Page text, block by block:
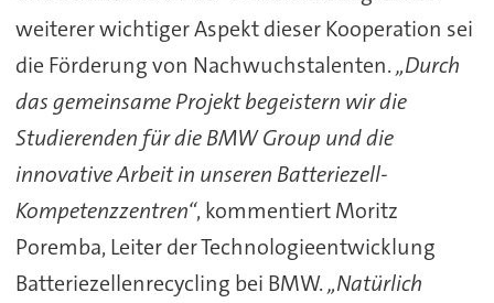
weiterer wichtiger Aspekt dieser Kooperation sei
die Förderung von Nachwuchstalenten.„Durch
das gemeinsame Projekt begeistern wir die
Studierenden für die BMW Group und die
innovative Arbeit in unseren Batteriezell-
Kompetenzzentren“, kommentiert Moritz
Poremba, Leiter der Technologieentwicklung
Batteriezellenrecycling bei BMW.„Natürlich